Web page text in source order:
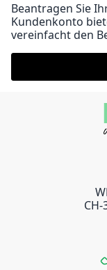
Beantragen Sie
Kundenkonto
vereinfacht den
CH-